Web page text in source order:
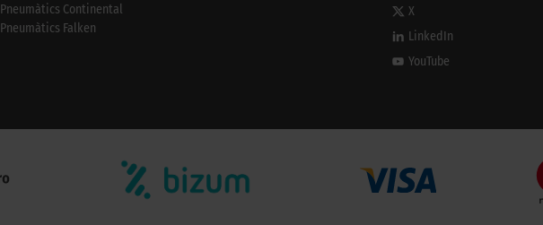
Pneumàtics Continental
Pneumàtics Falken
X
LinkedIn
YouTube